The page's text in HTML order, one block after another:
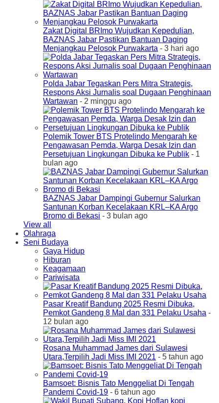
Zakat Digital BRImo Wujudkan Kepedulian,
BAZNAS Jabar Pastikan Bantuan Daging
Menjangkau Pelosok Purwakarta - 3 hari ago
Polda Jabar Tegaskan Pers Mitra Strategis,
Respons Aksi Jurnalis soal Dugaan Penghinaan
Wartawan - 2 minggu ago
Polemik Tower BTS Protelindo Mengarah ke
Pengawasan Pemda, Warga Desak Izin dan
Persetujuan Lingkungan Dibuka ke Publik - 1
bulan ago
BAZNAS Jabar Dampingi Gubernur Salurkan
Santunan Korban Kecelakaan KRL–KA Argo
Bromo di Bekasi - 3 bulan ago
View all
Olahraga
Seni Budaya
Gaya Hidup
Hiburan
Keagamaan
Pariwisata
Pasar Kreatif Bandung 2025 Resmi Dibuka,
Pemkot Gandeng 8 Mal dan 331 Pelaku Usaha -
12 bulan ago
Rosana Muhammad James dari Sulawesi
Utara,Terpilih Jadi Miss IMI 2021 - 5 tahun ago
Bamsoet: Bisnis Tato Menggeliat Di Tengah
Pandemi Covid-19 - 6 tahun ago